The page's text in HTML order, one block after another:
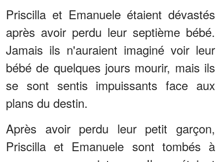
Priscilla et Emanuele étaient dévastés
après avoir perdu leur septième bébé.
Jamais ils n'auraient imaginé voir leur
bébé de quelques jours mourir, mais ils
se sont sentis impuissants face aux
plans du destin.
Après avoir perdu leur petit garçon,
Priscilla et Emanuele sont tombés à